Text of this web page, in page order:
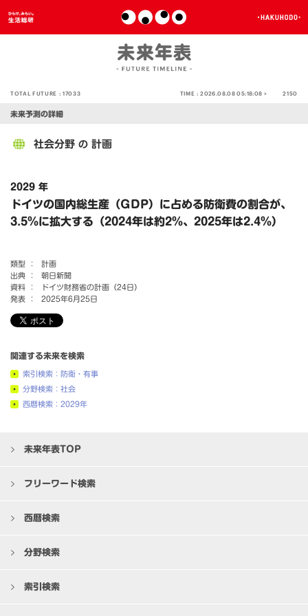
TOTAL FUTURE :17033 TIME :2026.08.08 05:18:08 > 2150
未来予測の詳細
社会分野 の 計画
2029 年
ドイツの国内総生産（GDP）に占める防衛費の割合が、
3.5％に拡大する（2024年は約2％、2025年は2.4％）
類型 ：
計画
出典 ：
朝日新聞
資料 ：
ドイツ財務省の計画（24日）
発表 ：
2025年6月25日
関連する未来を検索
索引検索：防衛・有事
分野検索：社会
西暦検索：2029年
未来年表TOP
フリーワード検索
西暦検索
分野検索
索引検索